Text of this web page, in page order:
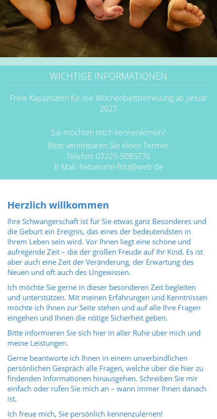
WICHTIGE INFORMATIONEN
Freie Kapazitäten für die Wochenbettbetreuung ab Januar
2027
Sie möchten mich kennenlernen?
Bitte vereinbaren Sie einen Termin:
Telefon: 07225-5085776
E-Mail: hebamme-fritz@web.de
Herzlich willkommen
Ihre Schwangerschaft ist für Sie etwas ganz Besonderes und
die Geburt ein Ereignis, das eines der bedeutendsten in
Ihrem Leben sein wird. Vor Ihnen liegt eine schöne und
aufregende Zeit – die der großen Freude auf Ihr Kind. Es ist
aber auch eine Zeit der Veränderung, der Erwartung des
Neuen und oft auch des Ungewissen.
Ich möchte Sie gerne in dieser besonderen Zeit begleiten
und unterstützen. Mit meinen Erfahrungen und Kenntnissen
möchte ich Ihnen zur Seite stehen und auf alle Ihre Fragen
eingehen und Ihnen die nötige Sicherheit geben.
Bitte informieren Sie sich hier in aller Ruhe über mich und
meine Leistungen.
Gerne beantworte ich Ihnen in einem unverbindlichen
persönlichen Gespräch alle Fragen, welche über die hier zu
findenden Informationen hinausgehen. Schreiben Sie mir
einfach oder rufen Sie mich an – wann immer Ihnen danach
ist.
Ich freue mich, Sie persönlich kennenzulernen!